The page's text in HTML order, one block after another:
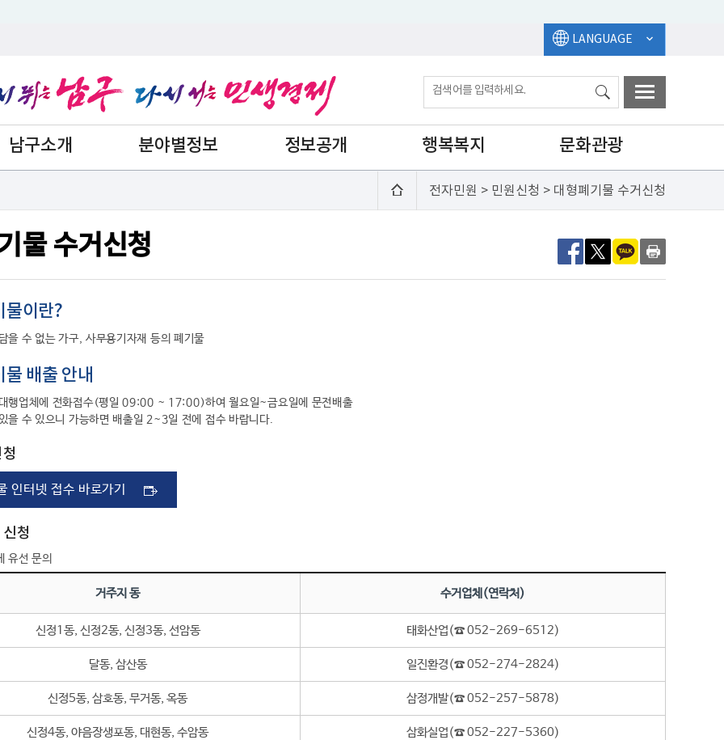
LANGUAGE
남구소개 분야별정보 정보공개 행복복지 문화관광
전자민원 > 민원신청 > 대형폐기물 수거신청
물 수거신청
물이란?
을 수 없는 가구, 사무용기자재 등의 폐기물
물 배출 안내
행업체에 전화접수(평일 09:00 ~ 17:00)하여 월요일~금요일에 문전배출
을 수 있으니 가능하면 배출일 2~3일 전에 접수 바랍니다.
인터넷 접수 바로가기
청
유선 문의
거주지 동 수거업체(연락처)
신정1동, 신정2동, 신정3동, 선암동 태화산업(☎ 052-269-6512)
달동, 삼산동 일진환경(☎ 052-274-2824)
신정5동, 삼호동, 무거동, 옥동 삼정개발(☎ 052-257-5878)
신정4동, 야음장생포동, 대현동, 수암동 삼화실업(☎ 052-227-5360)